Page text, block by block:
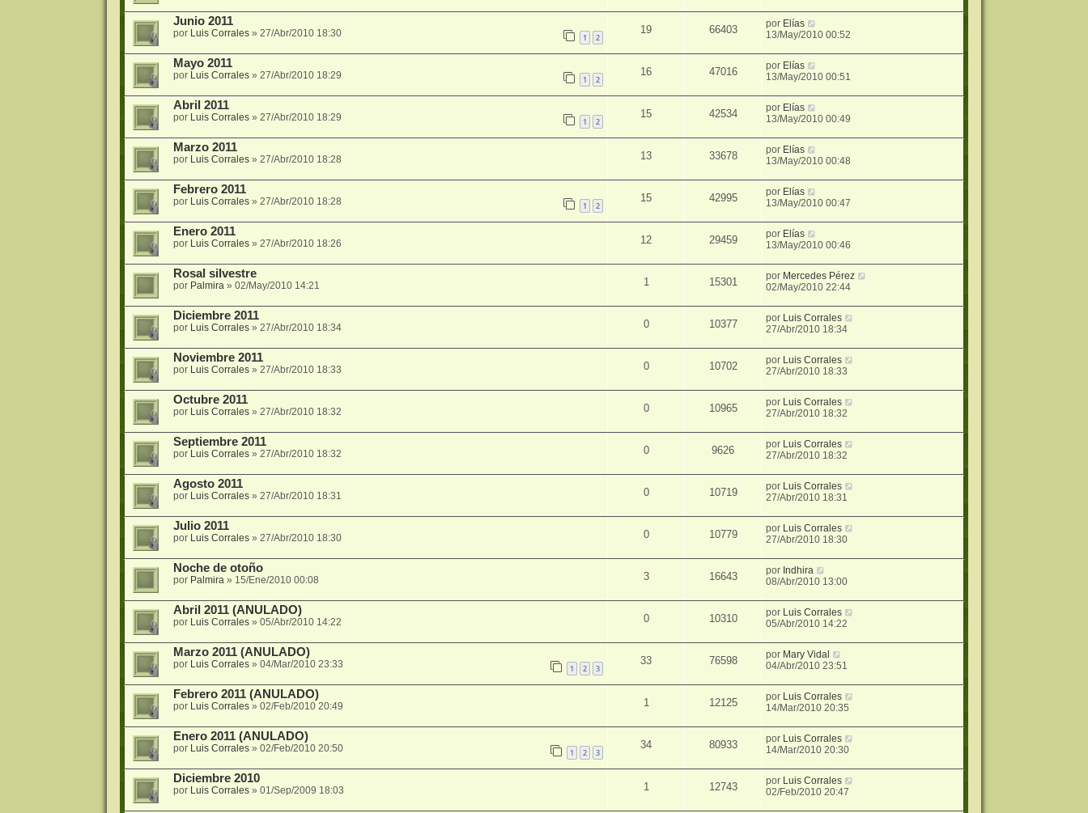
Junio 2011
por Luis Corrales» 27/Abr/2010 18:30 1 2
19 66403 por Elías
13/May/2010 00:52
Mayo 2011
por Luis Corrales» 27/Abr/2010 18:29 1 2
16 47016 por Elías
13/May/2010 00:51
Abril 2011
por Luis Corrales» 27/Abr/2010 18:29 1 2
15 42534 por Elías
13/May/2010 00:49
Marzo 2011
por Luis Corrales» 27/Abr/2010 18:28 13 33678 por Elías
13/May/2010 00:48
Febrero 2011
por Luis Corrales» 27/Abr/2010 18:28 1 2
15 42995 por Elías
13/May/2010 00:47
Enero 2011
por Luis Corrales» 27/Abr/2010 18:26 12 29459 por Elías
13/May/2010 00:46
Rosal silvestre
por Palmira» 02/May/2010 14:21 1 15301 por Mercedes Pérez
02/May/2010 22:44
Diciembre 2011
por Luis Corrales» 27/Abr/2010 18:34 0 10377 por Luis Corrales
27/Abr/2010 18:34
Noviembre 2011
por Luis Corrales» 27/Abr/2010 18:33 0 10702 por Luis Corrales
27/Abr/2010 18:33
Octubre 2011
por Luis Corrales» 27/Abr/2010 18:32 0 10965 por Luis Corrales
27/Abr/2010 18:32
Septiembre 2011
por Luis Corrales» 27/Abr/2010 18:32 0 9626 por Luis Corrales
27/Abr/2010 18:32
Agosto 2011
por Luis Corrales» 27/Abr/2010 18:31 0 10719 por Luis Corrales
27/Abr/2010 18:31
Julio 2011
por Luis Corrales» 27/Abr/2010 18:30 0 10779 por Luis Corrales
27/Abr/2010 18:30
Noche de otoño
por Palmira» 15/Ene/2010 00:08 3 16643 por Indhira
08/Abr/2010 13:00
Abril 2011 (ANULADO)
por Luis Corrales» 05/Abr/2010 14:22 0 10310 por Luis Corrales
05/Abr/2010 14:22
Marzo 2011 (ANULADO)
por Luis Corrales» 04/Mar/2010 23:33 1 2 3
33 76598 por Mary Vidal
04/Abr/2010 23:51
Febrero 2011 (ANULADO)
por Luis Corrales» 02/Feb/2010 20:49 1 12125 por Luis Corrales
14/Mar/2010 20:35
Enero 2011 (ANULADO)
por Luis Corrales» 02/Feb/2010 20:50 1 2 3
34 80933 por Luis Corrales
14/Mar/2010 20:30
Diciembre 2010
por Luis Corrales» 01/Sep/2009 18:03 1 12743 por Luis Corrales
02/Feb/2010 20:47